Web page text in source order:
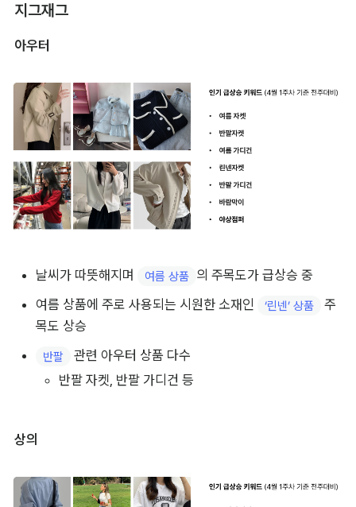
지그재그
아우터
날씨가 따뜻해지며 여름 상품 의 주목도가 급상승 중
여름 상품에 주로 사용되는 시원한 소재인
‘린넨’ 상품
주
목도 상승
반팔
관련 아우터 상품 다수
반팔 자켓, 반팔 가디건 등
상의